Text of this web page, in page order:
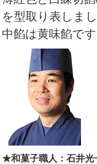
を型取り表しまし
中餡は黄味餡です
★和菓子職人：石井光